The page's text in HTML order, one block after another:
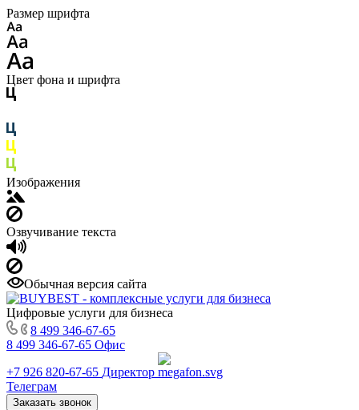
Размер шрифта
Цвет фона и шрифта
Изображения
Озвучивание текста
Обычная версия сайта
Цифровые услуги для бизнеса
8 499 346-67-65
8 499 346-67-65 Офис
+7 926 820-67-65 Директор
Телеграм
Заказать звонок